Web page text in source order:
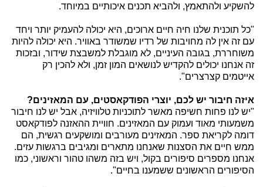
להשקיע ולהתאמץ, ולהביא תכנים איכותיים במיוחד.
"כל תוכנית שלנו חיה חיים ארוכים, היא יכולה להעמיק יותר ויחד
עם זה אין לה מחויבות של רדיו שמשודר באוויר. היא יכולה להיות
משוחררת, בגובה העיניים, לא מוגבלת למשבצת שידור, ובזכות
זה אנחנו יכולים להקדיש לנושאים המון זמן, ולא להכין רק
אייטמים קצרצרים".
איזה חיבור יש לכם, יוצרי הפודקאסטים, עם המאזינים?
"יש לנו פחות חשיפה מאשר לתוכניות טלוויזיה, אבל יש לנו חיבור
משמעותי מאוד ועמוק עם המאזינים. חוויית ההאזנה לפודקאסט
דומה לקריאת ספר. המאזינים מעורבים ומושקעים רגשית, הם
ממש חיים את הסצנות שאנחנו מתארים ומגיבים ברגשות עזים.
אנחנו מספרים סיפורים בקול, ויש בזה משהו טהור וראשוני, כמו
הסיפורים הראשונים ששמענו בחיים".